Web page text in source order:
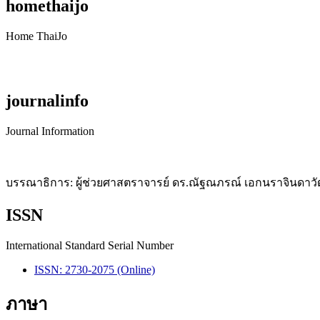
homethaijo
Home ThaiJo
journalinfo
Journal Information
บรรณาธิการ: ผู้ช่วยศาสตราจารย์ ดร.ณัฐณภรณ์ เอกนราจินดา
ISSN
International Standard Serial Number
ISSN: 2730-2075 (Online)
ภาษา